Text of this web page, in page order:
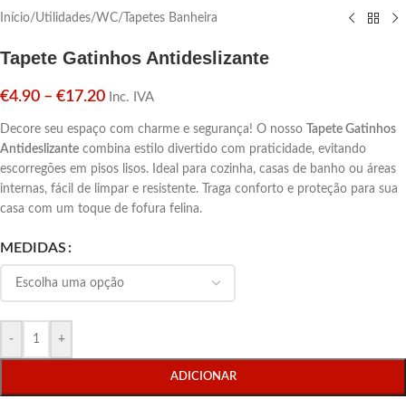
Início/Utilidades/WC/ Tapetes Banheira
Tapete Gatinhos Antideslizante
€4.90 – €17.20 Inc. IVA
Decore seu espaço com charme e segurança! O nosso
Tapete Gatinhos
Antideslizante combina estilo divertido com praticidade, evitando
escorregões em pisos lisos. Ideal para cozinha, casas de banho ou áreas
internas, fácil de limpar e resistente. Traga conforto e proteção para sua
casa com um toque de fofura felina.
MEDIDAS
- +
ADICIONAR